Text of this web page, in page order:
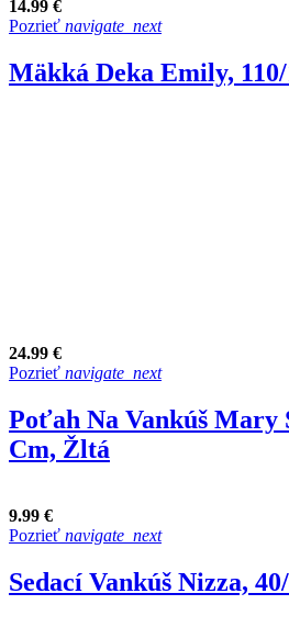
14.99 €
Pozrieť navigate_next
Mäkká Deka Emily,
24.99 €
Pozrieť navigate_next
Poťah Na Vankúš Mary
Cm, Žltá
9.99 €
Pozrieť navigate_next
Sedací Vankúš Nizza,